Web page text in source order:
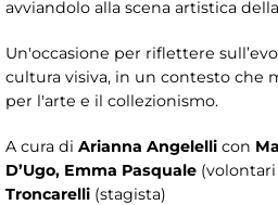
avviandolo alla scena artistica
Un'occasione per riflettere
cultura visiva, in un contesto che
per l'arte e il collezionismo.
A cura di Arianna Angelelli con
D’Ugo, Emma Pasquale
Troncarelli (stagista)